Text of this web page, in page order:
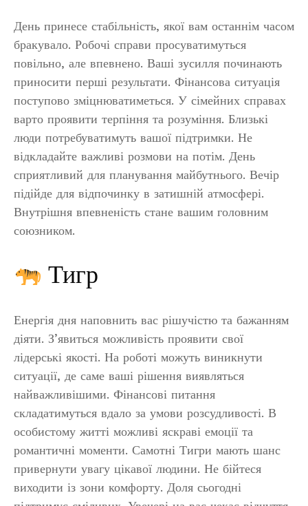
День принесе стабільність, якої вам останнім часом
бракувало. Робочі справи просуватимуться
повільно, але впевнено. Ваші зусилля починають
приносити перші результати. Фінансова ситуація
поступово зміцнюватиметься. У сімейних справах
варто проявити терпіння та розуміння. Близькі
люди потребуватимуть вашої підтримки. Не
відкладайте важливі розмови на потім. День
сприятливий для планування майбутнього. Вечір
підійде для відпочинку в затишній атмосфері.
Внутрішня впевненість стане вашим головним
союзником.
Тигр
Енергія дня наповнить вас рішучістю та бажанням
діяти. З’явиться можливість проявити свої
лідерські якості. На роботі можуть виникнути
ситуації, де саме ваші рішення виявляться
найважливішими. Фінансові питання
складатимуться вдало за умови розсудливості. В
особистому житті можливі яскраві емоції та
романтичні моменти. Самотні Тигри мають шанс
привернути увагу цікавої людини. Не бійтеся
виходити із зони комфорту. Доля сьогодні